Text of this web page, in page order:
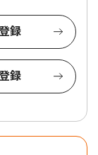
録
録